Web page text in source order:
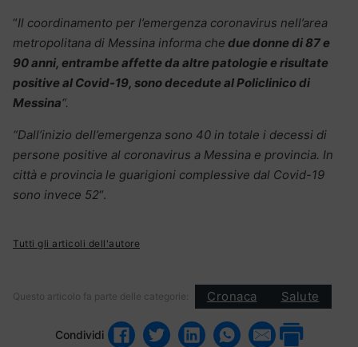
“Il coordinamento per l’emergenza coronavirus nell’area
metropolitana di Messina informa che due donne di 87 e
90 anni, entrambe affette da altre patologie e risultate
positive al Covid-19, sono decedute al Policlinico di
Messina“.
“Dall’inizio dell’emergenza sono 40 in totale i decessi di
persone positive al coronavirus a Messina e provincia. In
città e provincia le guarigioni complessive dal Covid-19
sono invece 52“.
Tutti gli articoli dell'autore
Questo articolo fa parte delle categorie: Cronaca Salute
Condividi